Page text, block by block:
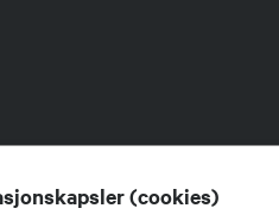
(cookies)